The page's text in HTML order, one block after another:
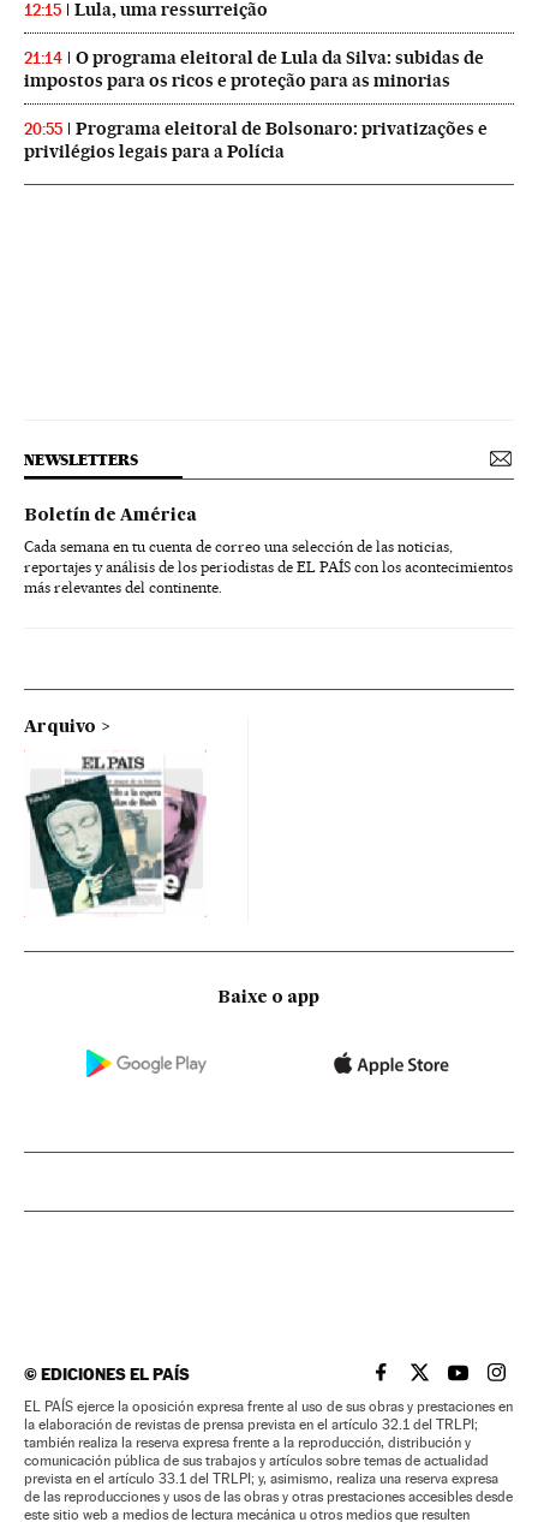
12:15 Lula, uma ressurreição
21:14
O programa eleitoral de Lula da Silva: subidas de
impostos para os ricos e proteção para as minorias
20:55
Programa eleitoral de Bolsonaro: privatizações e
privilégios legais para a Polícia
NEWSLETTERS
Boletín de América
Cada semana en tu cuenta de correo una selección de las noticias,
reportajes y análisis de los periodistas de EL PAÍS con los acontecimientos
más relevantes del continente.
Arquivo
Baixe o app
©EDICIONES EL PAÍS EL PAÍS BRASIL EN
EL PAÍSEL PAÍS
EL
EL PAÍS ejerce la oposición expresa frente al uso de sus obras y prestaciones en
la elaboración de revistas de prensa prevista en el artículo 32.1 del TRLPI;
también realiza la reserva expresa frente a la reproducción, distribución y
comunicación pública de sus trabajos y artículos sobre temas de actualidad
prevista en el artículo 33.1 del TRLPI; y, asimismo, realiza una reserva expresa
de las reproducciones y usos de las obras y otras prestaciones accesibles desde
este sitio web a medios de lectura mecánica u otros medios que resulten